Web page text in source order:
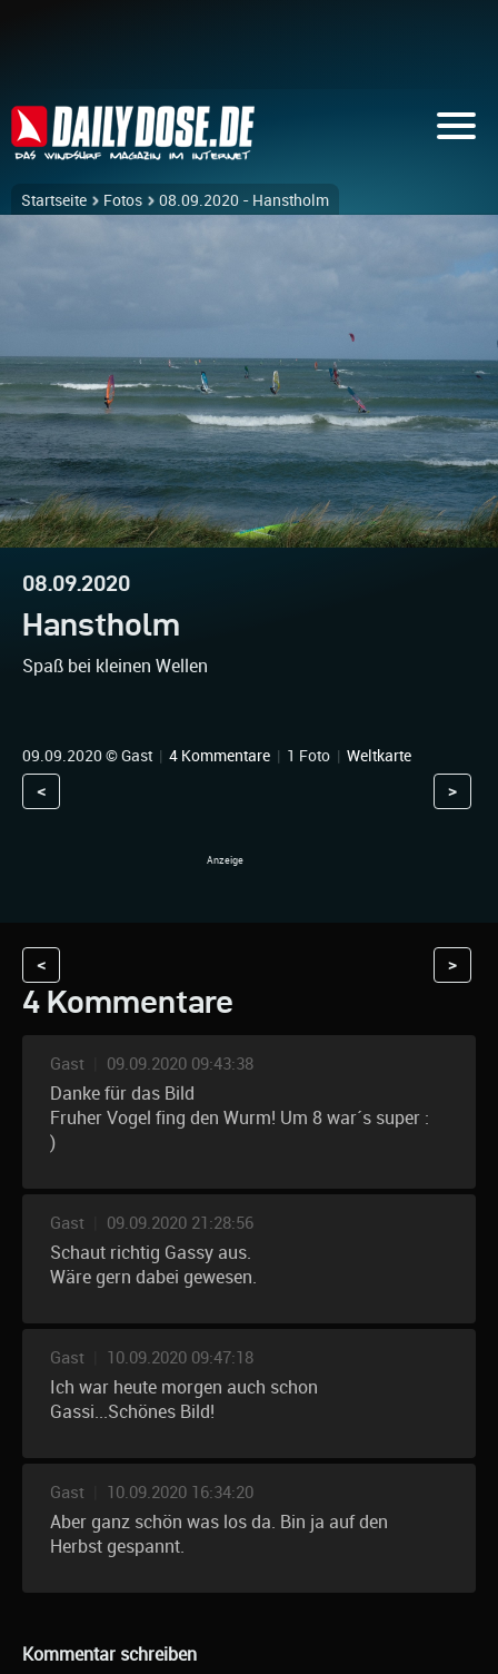
Startseite Fotos 08.09.2020 - Hanstholm
08.09.2020
Hanstholm
Spaß bei kleinen Wellen
09.09.2020 © Gast | 4 Kommentare | 1 Foto | Weltkarte
< >
< >
4 Kommentare
Gast 09.09.2020 09:43:38
Danke für das Bild
Fruher Vogel fing den Wurm! Um 8 war´s super :
)
Gast 09.09.2020 21:28:56
Schaut richtig Gassy aus.
Wäre gern dabei gewesen.
Gast 10.09.2020 09:47:18
Ich war heute morgen auch schon
Gassi...Schönes Bild!
Gast 10.09.2020 16:34:20
Aber ganz schön was los da. Bin ja auf den
Herbst gespannt.
Kommentar schreiben